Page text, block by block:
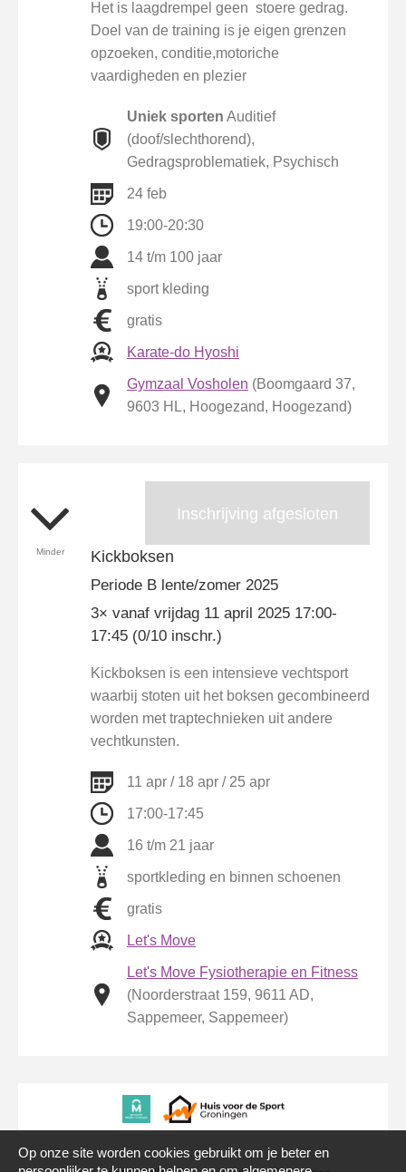
Op onze site worden cookies gebruikt om je beter en
Het is laagdrempel geen stoere gedrag.
Doel van de training is je eigen grenzen
opzoeken, conditie,motoriche
vaardigheden en plezier
Uniek sporten Auditief
(doof/slechthorend),
Gedragsproblematiek, Psychisch
24 feb
19:00-20:30
14 t/m 100 jaar
sport kleding
gratis
Karate-do Hyoshi
Gymzaal Vosholen (Boomgaard 37,
9603 HL, Hoogezand, Hoogezand)
Inschrijving afgesloten
Minder Kickboksen
Periode B lente/zomer 2025
3× vanaf vrijdag 11 april 2025 17:00-
17:45 (0/10 inschr.)
Kickboksen is een intensieve vechtsport
waarbij stoten uit het boksen gecombineerd
worden met traptechnieken uit andere
vechtkunsten.
11 apr / 18 apr / 25 apr
17:00-17:45
16 t/m 21 jaar
sportkleding en binnen schoenen
gratis
Let's Move
Let's Move Fysiotherapie en Fitness
(Noorderstraat 159, 9611 AD,
Sappemeer, Sappemeer)